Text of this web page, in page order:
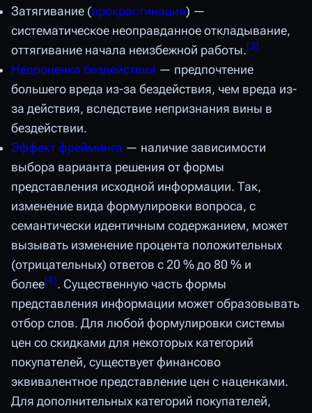
Затягивание (прокрастинация) —
систематическое неоправданное откладывание,
оттягивание начала неизбежной работы.[3]
Недооценка бездействия — предпочтение
большего вреда из-за бездействия, чем вреда из-
за действия, вследствие непризнания вины в
бездействии.
Эффект фрейминга — наличие зависимости
выбора варианта решения от формы
представления исходной информации. Так,
изменение вида формулировки вопроса, с
семантически идентичным содержанием, может
вызывать изменение процента положительных
(отрицательных) ответов с 20 % до 80 % и
более[8]. Существенную часть формы
представления информации может образовывать
отбор слов. Для любой формулировки системы
цен со скидками для некоторых категорий
покупателей, существует финансово
эквивалентное представление цен с наценками.
Для дополнительных категорий покупателей,